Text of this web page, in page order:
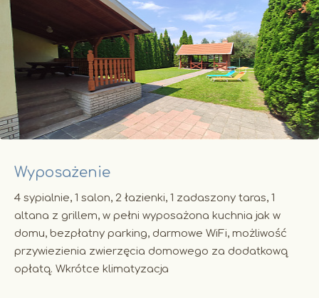
Wyposażenie
4 sypialnie, 1 salon, 2 łazienki, 1 zadaszony taras, 1
altana z grillem, w pełni wyposażona kuchnia jak w
domu, bezpłatny parking, darmowe WiFi, możliwość
przywiezienia zwierzęcia domowego za dodatkową
opłatą. Wkrótce klimatyzacja